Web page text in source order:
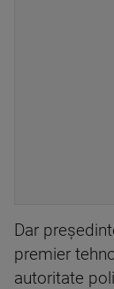
Dar
premier
autoritate